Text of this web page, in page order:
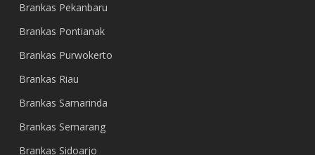
Brankas Pekanbaru
Brankas Pontianak
Brankas Purwokerto
Brankas Riau
Brankas Samarinda
Brankas Semarang
Brankas Sidoarjo